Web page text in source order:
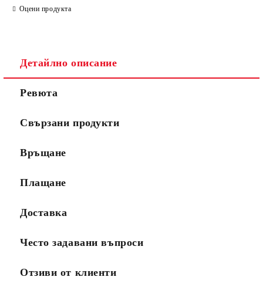
Оцени продукта
Детайлно описание
Ревюта
Свързани продукти
Връщане
Плащане
Доставка
Често задавани въпроси
Отзиви от клиенти